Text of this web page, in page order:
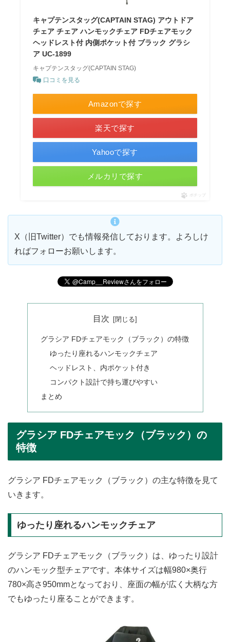
キャプテンスタッグ(CAPTAIN STAG) アウトドア
チェア チェア ハンモックチェア FDチェアモック
ヘッドレスト付 内側ポケット付 ブラック グラシ
ア UC-1899
キャプテンスタッグ(CAPTAIN STAG)
口コミを見る
Amazonで探す
楽天で探す
Yahooで探す
メルカリで探す
ポチップ
X（旧Twitter）でも情報発信しております。よろしけ
ればフォローお願いします。
目次
グラシア FDチェアモック（ブラック）の特徴
ゆったり座れるハンモックチェア
ヘッドレスト、内ポケット付き
コンパクト設計で持ち運びやすい
まとめ
グラシア FDチェアモック（ブラック）の
特徴
グラシア FDチェアモック（ブラック）の主な特徴を見て
いきます。
ゆったり座れるハンモックチェア
グラシア FDチェアモック（ブラック）は、ゆったり設計
のハンモック型チェアです。本体サイズは幅980×奥行
780×高さ950mmとなっており、座面の幅が広く大柄な方
でもゆったり座ることができます。